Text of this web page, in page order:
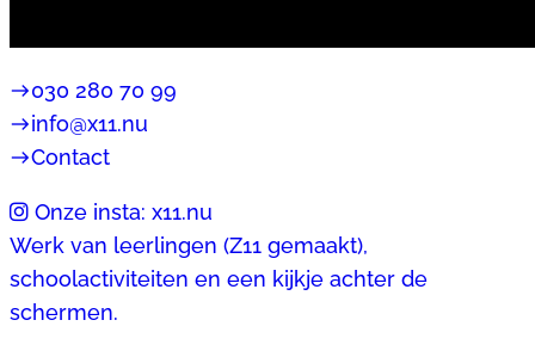
east030 280 70 99
eastinfo@x11.nu
eastContact
Onze insta: x11.nu
Werk van leerlingen (Z11 gemaakt),
schoolactiviteiten en een kijkje achter de
schermen.